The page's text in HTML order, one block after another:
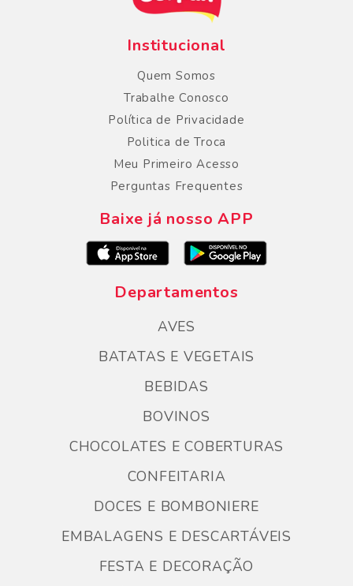
Institucional
Quem Somos
Trabalhe Conosco
Política de Privacidade
Politica de Troca
Meu Primeiro Acesso
Perguntas Frequentes
Baixe já nosso APP
Departamentos
AVES
BATATAS E VEGETAIS
BEBIDAS
BOVINOS
CHOCOLATES E COBERTURAS
CONFEITARIA
DOCES E BOMBONIERE
EMBALAGENS E DESCARTÁVEIS
FESTA E DECORAÇÃO